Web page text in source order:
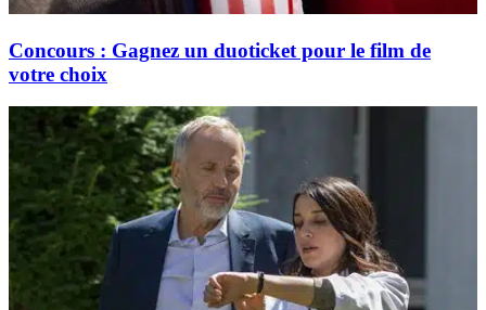
Concours : Gagnez un duoticket pour le film de
votre choix